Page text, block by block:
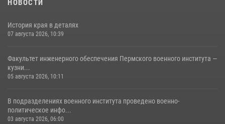
НОВОСТИ
История края в деталях
07 августа 2026, 10:39
Факультет инженерного обеспечения Пермского военного института —
кузни...
05 августа 2026, 10:11
В подразделениях военного института проведено военно-
политическое инфо...
03 августа 2026, 06:00